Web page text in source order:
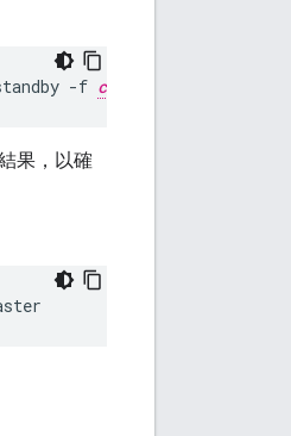
-f configFile
果，以確